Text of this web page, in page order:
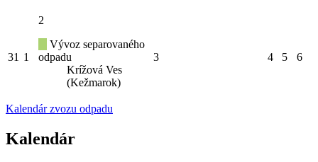
31 1
2
Vývoz separovaného
odpadu
Krížová Ves
(Kežmarok)
3 4 5 6
Kalendár zvozu odpadu
Kalendár